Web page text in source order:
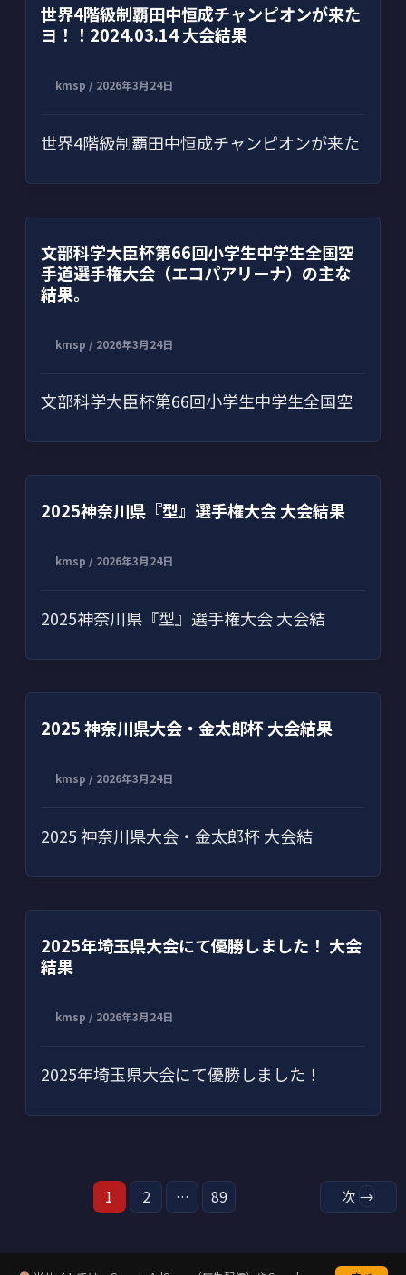
世界4階級制覇田中恒成チャンピオンが来た
ヨ！！2024.03.14 大会結果
kmsp / 2026年3月24日
世界4階級制覇田中恒成チャンピオンが来た
文部科学大臣杯第66回小学生中学生全国空
手道選手権大会（エコパアリーナ）の主な
結果。
kmsp / 2026年3月24日
文部科学大臣杯第66回小学生中学生全国空
2025神奈川県『型』選手権大会 大会結果
kmsp / 2026年3月24日
2025神奈川県『型』選手権大会 大会結
2025 神奈川県大会・金太郎杯 大会結果
kmsp / 2026年3月24日
2025 神奈川県大会・金太郎杯 大会結
2025年埼玉県大会にて優勝しました！ 大会
結果
kmsp / 2026年3月24日
2025年埼玉県大会にて優勝しました！
1 2 … 89 次 →